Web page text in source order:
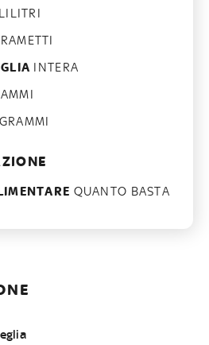
INTERA
QUANTO BASTA